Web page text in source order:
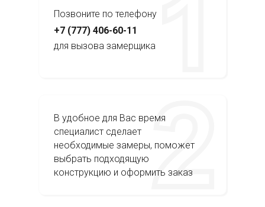
Позвоните по телефону
В удобное для Вас время
специалист сделает
необходимые замеры, поможет
выбрать подходящую
конструкцию и оформить заказ
+7 (777) 406-60-11
для вызова замерщика